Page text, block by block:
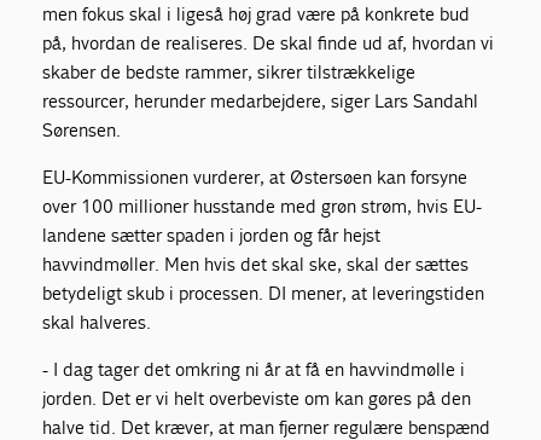
men fokus skal i ligeså høj grad være på konkrete bud
på, hvordan de realiseres. De skal finde ud af, hvordan vi
skaber de bedste rammer, sikrer tilstrækkelige
ressourcer, herunder medarbejdere, siger Lars Sandahl
Sørensen.
EU-Kommissionen vurderer, at Østersøen kan forsyne
over 100 millioner husstande med grøn strøm, hvis EU-
landene sætter spaden i jorden og får hejst
havvindmøller. Men hvis det skal ske, skal der sættes
betydeligt skub i processen. DI mener, at leveringstiden
skal halveres.
- I dag tager det omkring ni år at få en havvindmølle i
jorden. Det er vi helt overbeviste om kan gøres på den
halve tid. Det kræver, at man fjerner regulære benspænd